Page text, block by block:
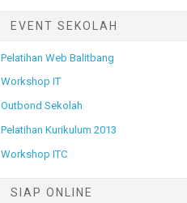
EVENT SEKOLAH
Pelatihan Web Balitbang
Workshop IT
Outbond Sekolah
Pelatihan Kurikulum 2013
Workshop ITC
SIAP ONLINE